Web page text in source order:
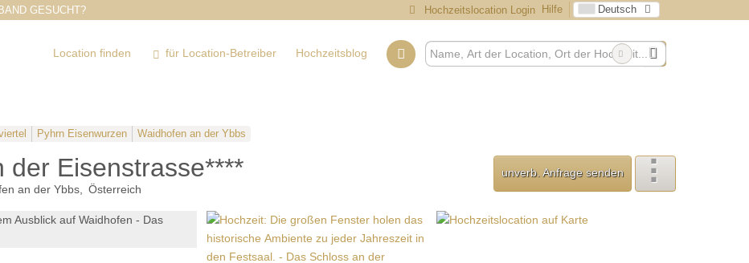
GESUCHT? Hochzeitslocation Login Hilfe Deutsch
Location finden für Location-Betreiber Hochzeitsblog
Pyhrn Eisenwurzen Waidhofen an der Ybbs
der Eisenstrasse****
an der Ybbs Österreich
unverb. Anfrage senden